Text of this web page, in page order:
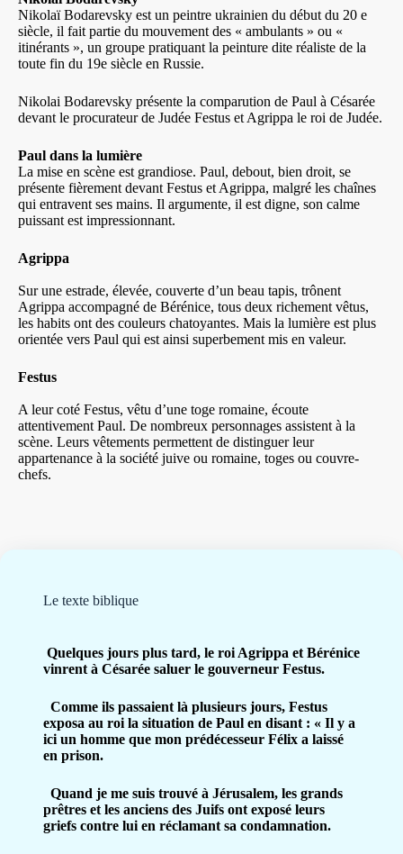
Nikolaï Bodarevsky est un peintre ukrainien du début du 20 e
siècle, il fait partie du mouvement des « ambulants » ou «
itinérants », un groupe pratiquant la peinture dite réaliste de la
toute fin du 19e siècle en Russie.
Nikolai Bodarevsky présente la comparution de Paul à Césarée
devant le procurateur de Judée Festus et Agrippa le roi de Judée.
Paul dans la lumière
La mise en scène est grandiose. Paul, debout, bien droit, se
présente fièrement devant Festus et Agrippa, malgré les chaînes
qui entravent ses mains. Il argumente, il est digne, son calme
puissant est impressionnant.
Agrippa
Sur une estrade, élevée, couverte d’un beau tapis, trônent
Agrippa accompagné de Bérénice, tous deux richement vêtus,
les habits ont des couleurs chatoyantes. Mais la lumière est plus
orientée vers Paul qui est ainsi superbement mis en valeur.
Festus
A leur coté Festus, vêtu d’une toge romaine, écoute
attentivement Paul. De nombreux personnages assistent à la
scène. Leurs vêtements permettent de distinguer leur
appartenance à la société juive ou romaine, toges ou couvre-
chefs.
Le texte biblique
Quelques jours plus tard, le roi Agrippa et Bérénice
vinrent à Césarée saluer le gouverneur Festus.
Comme ils passaient là plusieurs jours, Festus
exposa au roi la situation de Paul en disant : « Il y a
ici un homme que mon prédécesseur Félix a laissé
en prison.
Quand je me suis trouvé à Jérusalem, les grands
prêtres et les anciens des Juifs ont exposé leurs
griefs contre lui en réclamant sa condamnation.